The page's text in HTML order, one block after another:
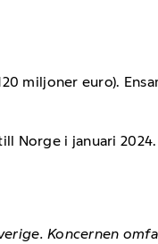
miljoner euro).
Norge i januari 2024.
Koncernen